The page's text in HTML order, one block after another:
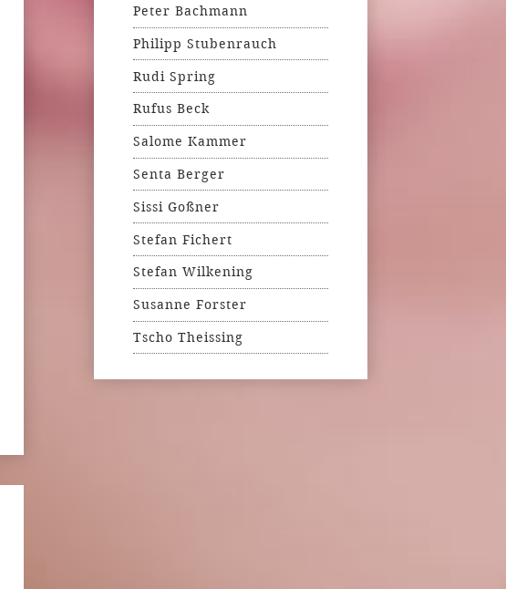
Peter Bachmann
Philipp Stubenrauch
Rudi Spring
Rufus Beck
Salome Kammer
Senta Berger
Sissi Goßner
Stefan Fichert
Stefan Wilkening
Susanne Forster
Tscho Theissing